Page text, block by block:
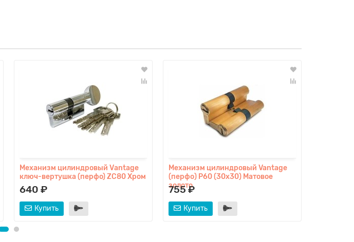
Механизм цилиндровый Vаntage
ключ-вертушка (перфо) ZC80 Хром
640 ₽
Купить
Механизм цилиндровый Vantage
(перфо) P60 (30х30) Матовое
золото
755 ₽
Купить